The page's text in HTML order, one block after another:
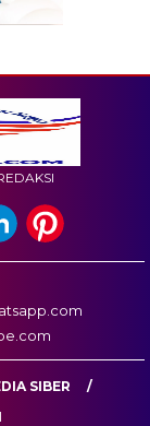
SIBER